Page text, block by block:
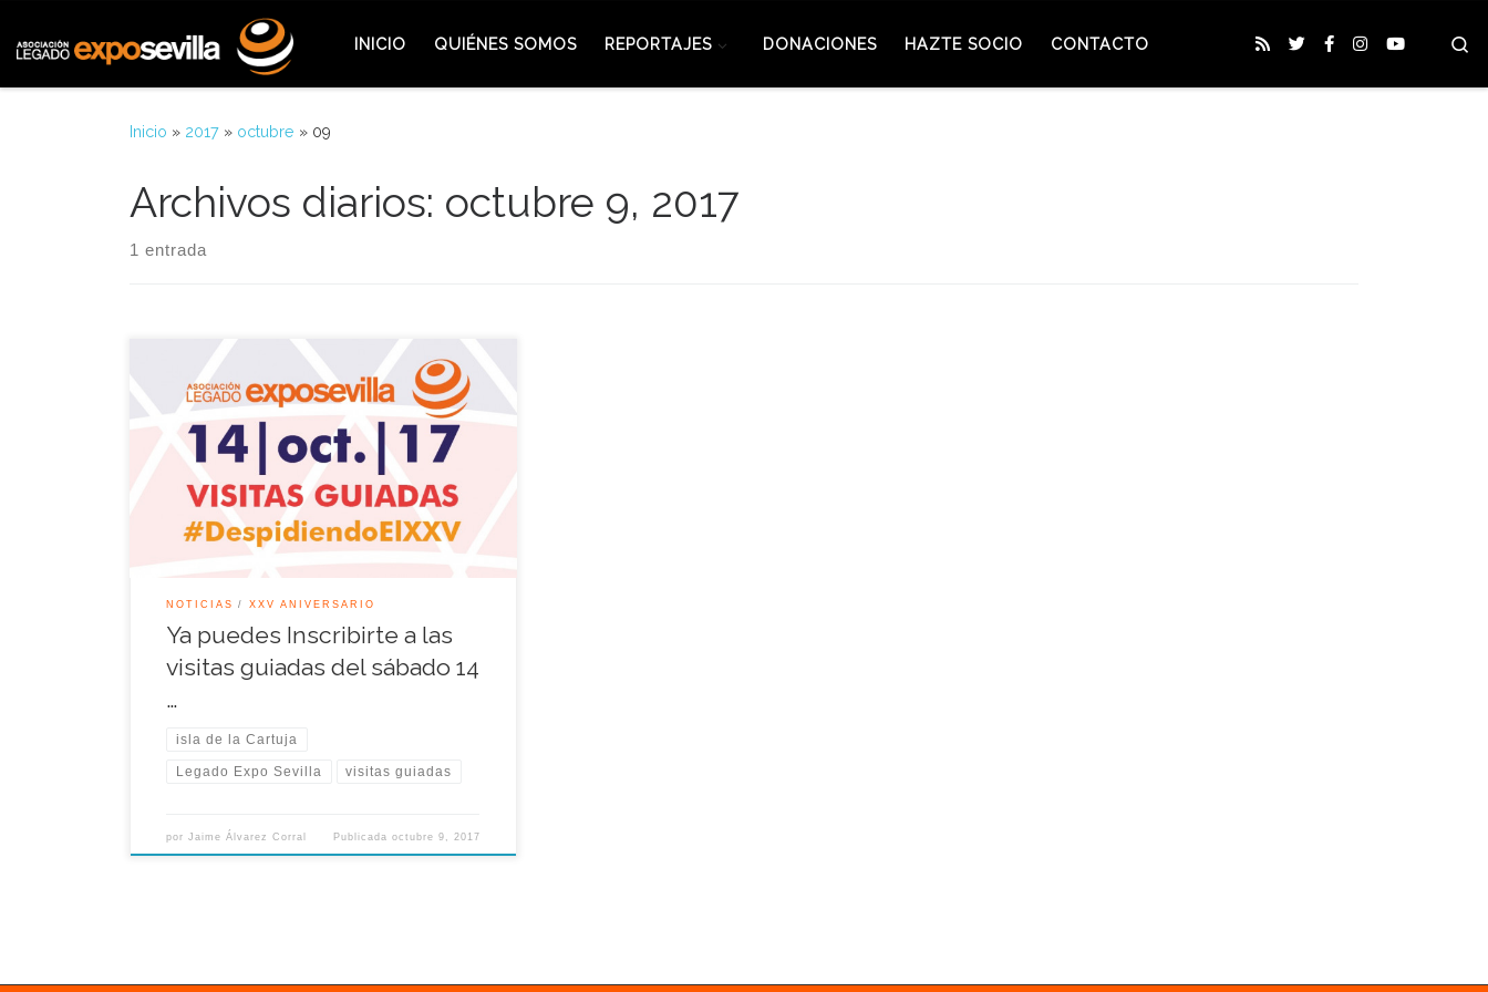
INICIO QUIÉNES SOMOS REPORTAJES DONACIONES HAZTE SOCIO CONTACTO
Inicio » 2017 » octubre » 09
Archivos diarios: octubre 9, 2017
1 entrada
Desde la Asociación Legado Expo queremos
invitarte a las ya tradicionales visitas guiadas por el
legado de la Exposición Universal de 1992, con el
motivo de los 25 años de la clausura de la muestra
que llevaremos a cabo el próximo sábado 14 de
Octubre 2017.
NOTICIAS XXV ANIVERSARIO
Ya puedes Inscribirte a las
visitas guiadas del sábado 14
…
isla de la Cartuja
Legado Expo Sevilla visitas guiadas
porJaime Álvarez Corral Publicada octubre 9, 2017